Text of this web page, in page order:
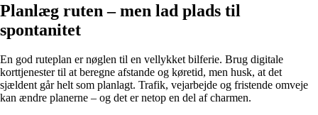
Planlæg ruten – men lad plads til
spontanitet
En god ruteplan er nøglen til en vellykket bilferie. Brug digitale
korttjenester til at beregne afstande og køretid, men husk, at det
sjældent går helt som planlagt. Trafik, vejarbejde og fristende omveje
kan ændre planerne – og det er netop en del af charmen.